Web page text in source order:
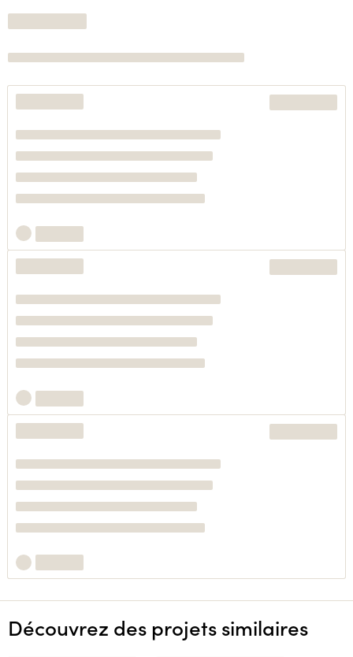
Découvrez des projets similaires